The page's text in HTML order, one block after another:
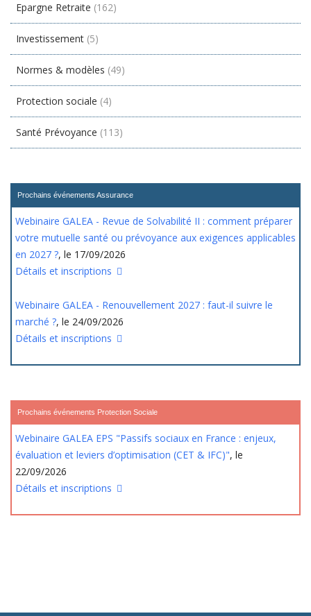
Epargne Retraite (162)
Investissement (5)
Normes & modèles (49)
Protection sociale (4)
Santé Prévoyance (113)
Prochains événements Assurance
Webinaire GALEA - Revue de Solvabilité II : comment préparer
votre mutuelle santé ou prévoyance aux exigences applicables
en 2027 ?, le 17/09/2026
Détails et inscriptions
Webinaire GALEA - Renouvellement 2027 : faut-il suivre le
marché ?, le 24/09/2026
Détails et inscriptions
Prochains événements Protection Sociale
Webinaire GALEA EPS "Passifs sociaux en France : enjeux,
évaluation et leviers d’optimisation (CET & IFC)", le
22/09/2026
Détails et inscriptions